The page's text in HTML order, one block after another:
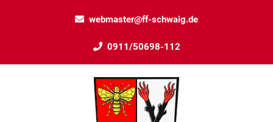
webmaster@ff-schwaig.de
0911/50698-112